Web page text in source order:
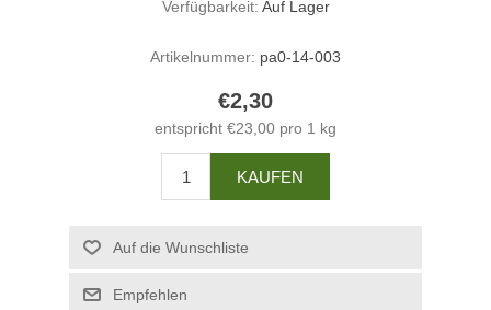
Verfügbarkeit: Auf Lager
Artikelnummer: pa0-14-003
€2,30
entspricht €23,00 pro 1 kg